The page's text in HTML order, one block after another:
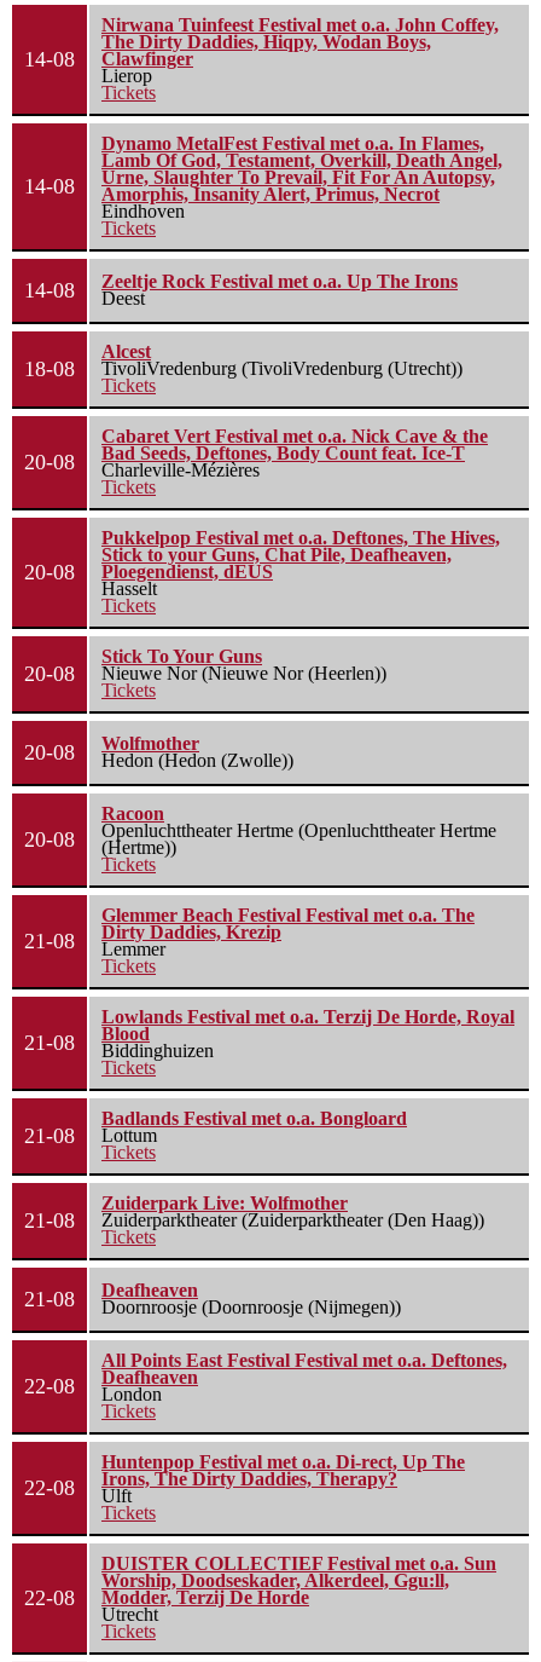
14-08
Nirwana Tuinfeest Festival met o.a. John Coffey,
The Dirty Daddies, Hiqpy, Wodan Boys,
Clawfinger
Lierop
Tickets
14-08
Dynamo MetalFest Festival met o.a. In Flames,
Lamb Of God, Testament, Overkill, Death Angel,
Urne, Slaughter To Prevail, Fit For An Autopsy,
Amorphis, Insanity Alert, Primus, Necrot
Eindhoven
Tickets
14-08
Zeeltje Rock Festival met o.a. Up The Irons
Deest
18-08
Alcest
TivoliVredenburg (TivoliVredenburg (Utrecht))
Tickets
20-08
Cabaret Vert Festival met o.a. Nick Cave & the
Bad Seeds, Deftones, Body Count feat. Ice-T
Charleville-Mézières
Tickets
20-08
Pukkelpop Festival met o.a. Deftones, The Hives,
Stick to your Guns, Chat Pile, Deafheaven,
Ploegendienst, dEUS
Hasselt
Tickets
20-08
Stick To Your Guns
Nieuwe Nor (Nieuwe Nor (Heerlen))
Tickets
20-08
Wolfmother
Hedon (Hedon (Zwolle))
20-08
Racoon
Openluchttheater Hertme (Openluchttheater Hertme
(Hertme))
Tickets
21-08
Glemmer Beach Festival Festival met o.a. The
Dirty Daddies, Krezip
Lemmer
Tickets
21-08
Lowlands Festival met o.a. Terzij De Horde, Royal
Blood
Biddinghuizen
Tickets
21-08
Badlands Festival met o.a. Bongloard
Lottum
Tickets
21-08
Zuiderpark Live: Wolfmother
Zuiderparktheater (Zuiderparktheater (Den Haag))
Tickets
21-08
Deafheaven
Doornroosje (Doornroosje (Nijmegen))
22-08
All Points East Festival Festival met o.a. Deftones,
Deafheaven
London
Tickets
22-08
Huntenpop Festival met o.a. Di-rect, Up The
Irons, The Dirty Daddies, Therapy?
Ulft
Tickets
22-08
DUISTER COLLECTIEF Festival met o.a. Sun
Worship, Doodseskader, Alkerdeel, Ggu:ll,
Modder, Terzij De Horde
Utrecht
Tickets